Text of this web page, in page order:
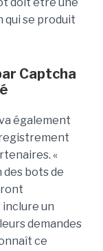
doit être une
qui se produit
Captcha
également
«
des bots de
un
demandes
ce